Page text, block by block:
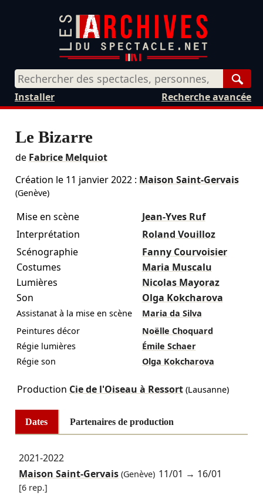
Recherche avancée
Installer
Le Bizarre
de Fabrice Melquiot
Création le 11 janvier 2022: Maison Saint-Gervais
(Genève)
Mise en scène
Jean-Yves Ruf
Interprétation
Roland Vouilloz
Scénographie
Fanny Courvoisier
Costumes
Maria Muscalu
Lumières
Nicolas Mayoraz
Son
Olga Kokcharova
Assistanat à la mise en scène
Maria da Silva
Peintures décor
Noëlle Choquard
Régie lumières
Émile Schaer
Régie son
Olga Kokcharova
Production Cie de l'Oiseau à Ressort(Lausanne)
Dates Partenaires de production
2021-2022
Maison Saint-Gervais(Genève) 11/01 → 16/01
[6 rep.]